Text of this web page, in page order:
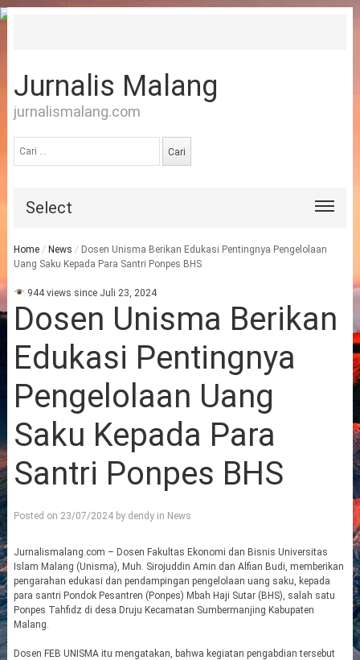
Jurnalis Malang
jurnalismalang.com
untuk:
Select
Home / News / Dosen Unisma Berikan Edukasi Pentingnya Pengelolaan
Uang Saku Kepada Para Santri Ponpes BHS
944 views since Juli 23, 2024
Dosen Unisma Berikan
Edukasi Pentingnya
Pengelolaan Uang
Saku Kepada Para
Santri Ponpes BHS
Posted on 23/07/2024by dendyin News
Jurnalismalang.com – Dosen Fakultas Ekonomi dan Bisnis Universitas
Islam Malang (Unisma), Muh. Sirojuddin Amin dan Alfian Budi, memberikan
pengarahan edukasi dan pendampingan pengelolaan uang saku, kepada
para santri Pondok Pesantren (Ponpes) Mbah Haji Sutar (BHS), salah satu
Ponpes Tahfidz di desa Druju Kecamatan Sumbermanjing Kabupaten
Malang.
Dosen FEB UNISMA itu mengatakan, bahwa kegiatan pengabdian tersebut